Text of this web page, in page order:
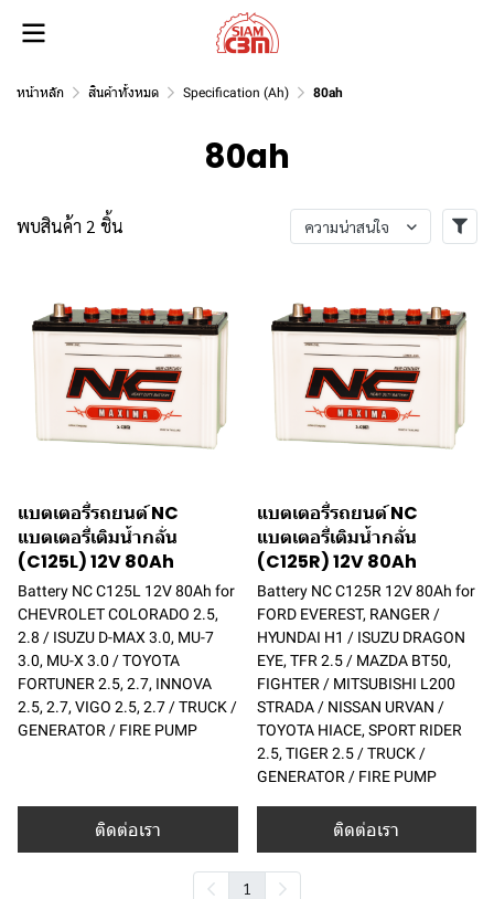
หน้าหลัก สินค้าทั้งหมด Specification (Ah) 80ah
80ah
พบสินค้า 2 ชิ้น ความน่าสนใจ
แบตเตอรี่รถยนต์ NC
แบตเตอรี่เติมน้ำกลั่น
(C125L) 12V 80Ah
Battery NC C125L 12V 80Ah for
CHEVROLET COLORADO 2.5,
2.8 / ISUZU D-MAX 3.0, MU-7
3.0, MU-X 3.0 / TOYOTA
FORTUNER 2.5, 2.7, INNOVA
2.5, 2.7, VIGO 2.5, 2.7 / TRUCK /
GENERATOR / FIRE PUMP
ติดต่อเรา
แบตเตอรี่รถยนต์ NC
แบตเตอรี่เติมน้ำกลั่น
(C125R) 12V 80Ah
Battery NC C125R 12V 80Ah for
FORD EVEREST, RANGER /
HYUNDAI H1 / ISUZU DRAGON
EYE, TFR 2.5 / MAZDA BT50,
FIGHTER / MITSUBISHI L200
STRADA / NISSAN URVAN /
TOYOTA HIACE, SPORT RIDER
2.5, TIGER 2.5 / TRUCK /
GENERATOR / FIRE PUMP
ติดต่อเรา
1